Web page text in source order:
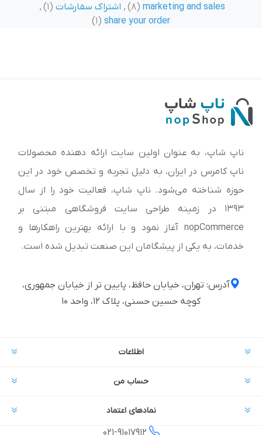
marketing and sales
(8)
, اشتراک سفارشات (1)
,
share your order
(1)
ناپ شاپ، به عنوان اولین سایت ارائه‌ دهنده محصولات
ناپ کامرس در ایران، به دلیل تجربه و تخصص خود در این
حوزه شناخته می‌شود. ناپ شاپ، فعالیت خود را از سال
1393 در زمینه طراحی سایت فروشگاهی مبتنی بر
nopCommerce آغاز نمود و با ارائه بهترین راهکارها و
خدمات، به یکی از پیشگامان این صنعت تبدیل شده است.
آدرس: تهران، خیابان حافظ، پایین تر از خیابان جمهوری،
کوچه حسین حسنی، پلاک ۱۲، واحد ۱۰
اطلاعات
حساب من
نمادهای اعتماد
021-91017912